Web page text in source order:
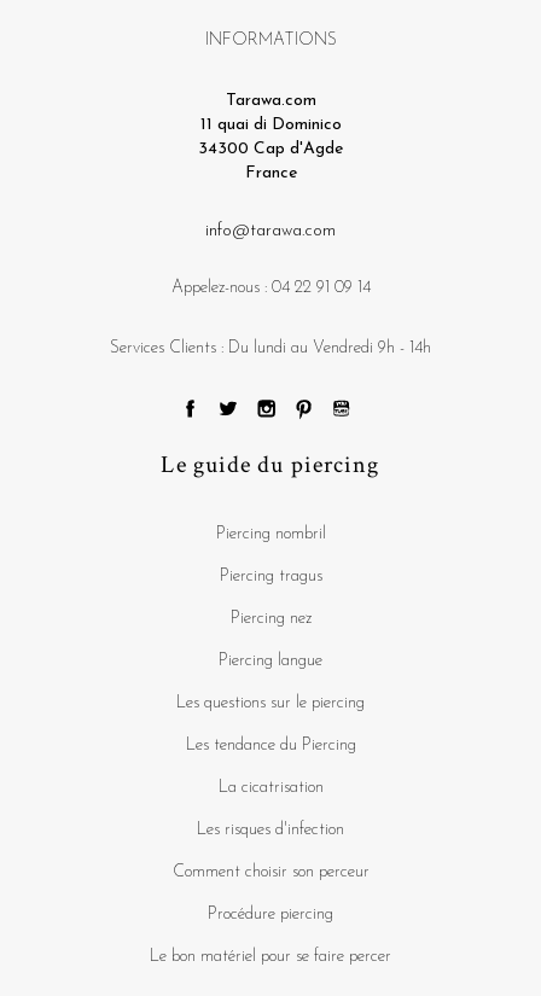
INFORMATIONS
Tarawa.com
11 quai di Dominico
34300 Cap d'Agde
France
info@tarawa.com
Appelez-nous : 04 22 91 09 14
Services Clients : Du lundi au Vendredi 9h - 14h
Le guide du piercing
Piercing nombril
Piercing tragus
Piercing nez
Piercing langue
Les questions sur le piercing
Les tendance du Piercing
La cicatrisation
Les risques d'infection
Comment choisir son perceur
Procédure piercing
Le bon matériel pour se faire percer